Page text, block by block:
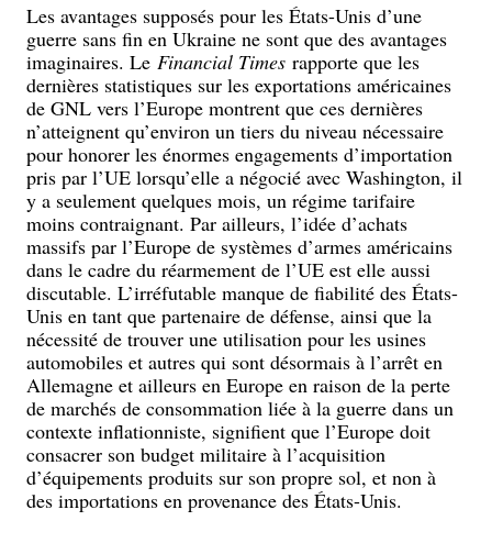
Les avantages supposés pour les États-Unis d’une
guerre sans fin en Ukraine ne sont que des avantages
imaginaires. Le Financial Times rapporte que les
dernières statistiques sur les exportations américaines
de GNL vers l’Europe montrent que ces dernières
n’atteignent qu’environ un tiers du niveau nécessaire
pour honorer les énormes engagements d’importation
pris par l’UE lorsqu’elle a négocié avec Washington, il
y a seulement quelques mois, un régime tarifaire
moins contraignant. Par ailleurs, l’idée d’achats
massifs par l’Europe de systèmes d’armes américains
dans le cadre du réarmement de l’UE est elle aussi
discutable. L’irréfutable manque de fiabilité des États-
Unis en tant que partenaire de défense, ainsi que la
nécessité de trouver une utilisation pour les usines
automobiles et autres qui sont désormais à l’arrêt en
Allemagne et ailleurs en Europe en raison de la perte
de marchés de consommation liée à la guerre dans un
contexte inflationniste, signifient que l’Europe doit
consacrer son budget militaire à l’acquisition
d’équipements produits sur son propre sol, et non à
des importations en provenance des États-Unis.